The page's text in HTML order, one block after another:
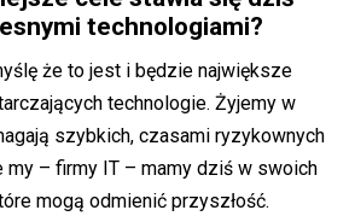
technologiami?
że to jest i będzie największe
technologie. Żyjemy w
szybkich, czasami ryzykownych
my – firmy IT – mamy dziś w swoich
mogą odmienić przyszłość.